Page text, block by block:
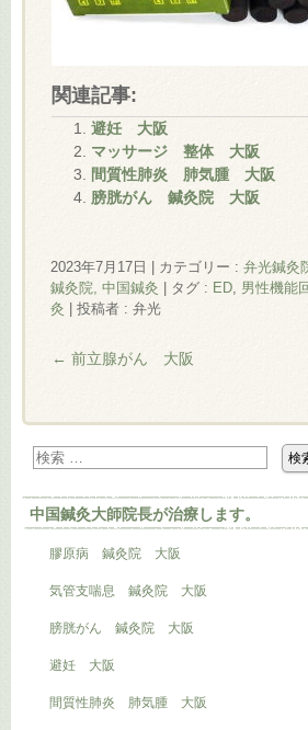
関連記事:
避妊 大阪
マッサージ 整体 大阪
間質性肺炎 肺気腫 大阪
膀胱がん 鍼灸院 大阪
2023年7月17日 カテゴリー : 弁光鍼灸
鍼灸院, 中国鍼灸
タグ : ED, 男性機能
灸
投稿者 : 弁光
← 前立腺がん 大阪
中国鍼灸大師院長が治療します。
膠原病 鍼灸院 大阪
気管支喘息 鍼灸院 大阪
膀胱がん 鍼灸院 大阪
避妊 大阪
間質性肺炎 肺気腫 大阪